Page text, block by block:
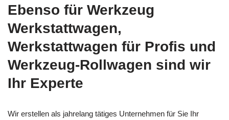
Ebenso für Werkzeug
Werkstattwagen,
Werkstattwagen für Profis und
Werkzeug-Rollwagen sind wir
Ihr Experte
Wir erstellen als jahrelang tätiges Unternehmen für Sie Ihr